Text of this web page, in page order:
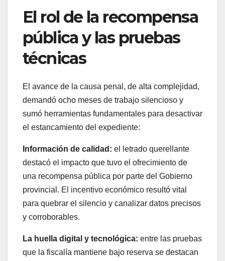
El rol de la recompensa
pública y las pruebas
técnicas
El avance de la causa penal, de alta complejidad,
demandó ocho meses de trabajo silencioso y
sumó herramientas fundamentales para desactivar
el estancamiento del expediente:
Información de calidad: el letrado querellante
destacó el impacto que tuvo el ofrecimiento de
una recompensa pública por parte del Gobierno
provincial. El incentivo económico resultó vital
para quebrar el silencio y canalizar datos precisos
y corroborables.
La huella digital y tecnológica: entre las pruebas
que la fiscalía mantiene bajo reserva se destacan